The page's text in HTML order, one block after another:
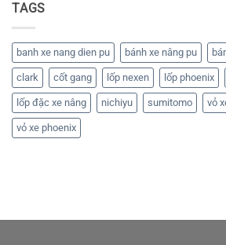
TAGS
banh xe nang dien pu bánh xe nâng pu
clark cốt gang lốp nexen lốp phoenix
lốp đặc xe nâng nichiyu sumitomo vỏ
vỏ xe phoenix